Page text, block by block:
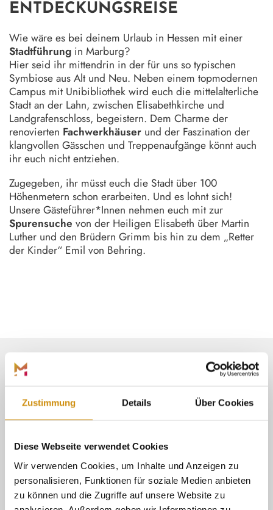
Zustimmung Details Über Cookies
Diese Webseite verwendet Cookies
Wir verwenden Cookies, um Inhalte und Anzeigen zu
personalisieren, Funktionen für soziale Medien anbieten
zu können und die Zugriffe auf unsere Website zu
ENTDECKUNGSREISE
Wie wäre es bei deinem Urlaub in Hessen mit einer
Stadtführung in Marburg?
Hier seid ihr mittendrin in der für uns so typischen
Symbiose aus Alt und Neu. Neben einem topmodernen
Campus mit Unibibliothek wird euch die mittelalterliche
Stadt an der Lahn, zwischen Elisabethkirche und
Landgrafenschloss, begeistern. Dem Charme der
renovierten Fachwerkhäuser und der Faszination der
klangvollen Gässchen und Treppenaufgänge könnt auch
ihr euch nicht entziehen.
Zugegeben, ihr müsst euch die Stadt über 100
Höhenmetern schon erarbeiten. Und es lohnt sich!
Unsere Gästeführer*Innen nehmen euch mit zur
Spurensuche von der Heiligen Elisabeth über Martin
Luther und den Brüdern Grimm bis hin zu dem „Retter
der Kinder“ Emil von Behring.
©
15-minütiger Fußweg hinauf zum
historischen Marktplatz (ca. 50
Höhenmeter bzw. 200
Treppenstufen). Den ungefähr auf
halber Höhe der Stadt liegenden